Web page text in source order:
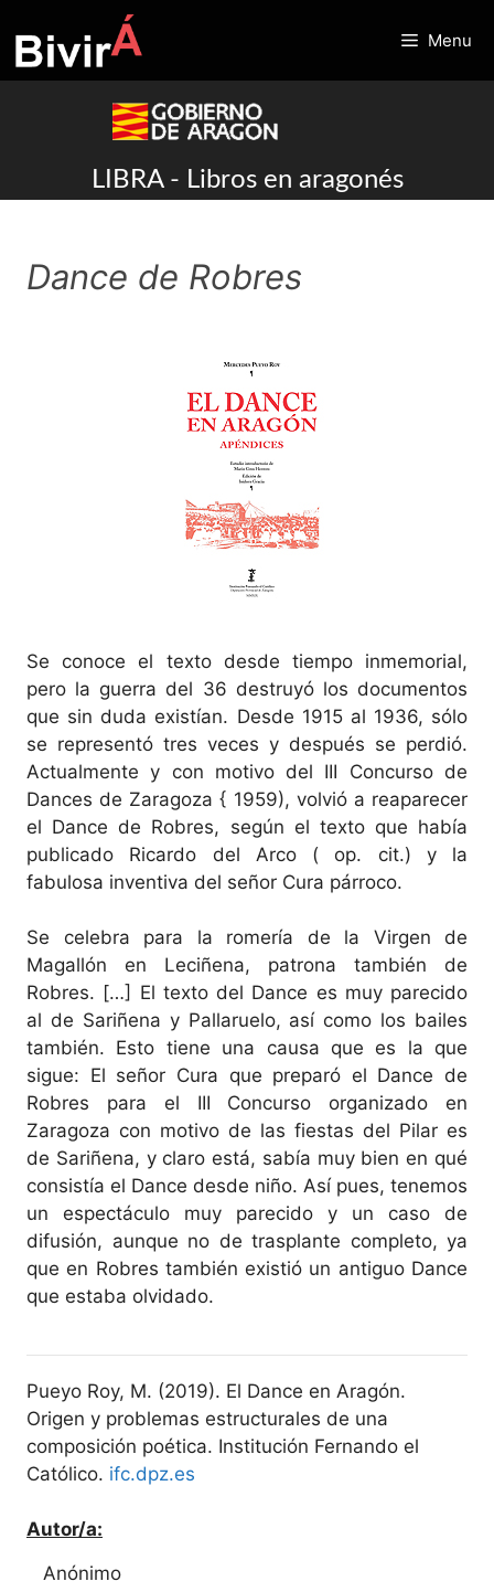
to
content
Menu
LIBRA - Libros en aragonés
Dance de Robres
Se conoce el texto desde tiempo inmemorial,
pero la guerra del 36 destruyó los documentos
que sin duda existían. Desde 1915 al 1936, sólo
se representó tres veces y después se perdió.
Actualmente y con motivo del III Concurso de
Dances de Zaragoza { 1959), volvió a reaparecer
el Dance de Robres, según el texto que había
publicado Ricardo del Arco ( op. cit.) y la
fabulosa inventiva del señor Cura párroco.
Se celebra para la romería de la Virgen de
Magallón en Leciñena, patrona también de
Robres. […] El texto del Dance es muy parecido
al de Sariñena y Pallaruelo, así como los bailes
también. Esto tiene una causa que es la que
sigue: El señor Cura que preparó el Dance de
Robres para el III Concurso organizado en
Zaragoza con motivo de las fiestas del Pilar es
de Sariñena, y claro está, sabía muy bien en qué
consistía el Dance desde niño. Así pues, tenemos
un espectáculo muy parecido y un caso de
difusión, aunque no de trasplante completo, ya
que en Robres también existió un antiguo Dance
que estaba olvidado.
Pueyo Roy, M. (2019). El Dance en Aragón.
Origen y problemas estructurales de una
composición poética. Institución Fernando el
Católico. ifc.dpz.es
Autor/a:
Anónimo